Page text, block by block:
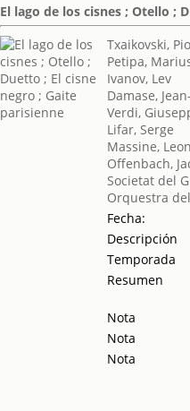
El lago de los cisnes ; Otello ;
Txaikovski,
Petipa,
Ivanov, Lev
Damase,
Verdi,
Lifar, Serge
Massine,
Offenbach,
Societat del
Orquestra
Fecha:
Descripción
Temporada
Resumen
Nota
Nota
Nota